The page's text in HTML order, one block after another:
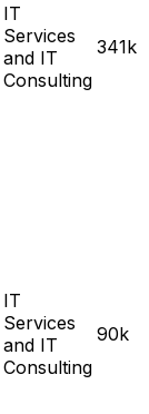
IT
Services
and IT
Consulting
341k
IT
Services
and IT
Consulting
90k